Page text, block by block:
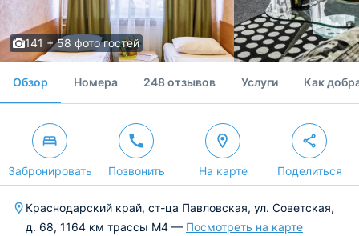
141 + 58 фото гостей
Обзор Номера 248 отзывов Услуги Как
Забронировать Позвонить На карте Поделиться
Краснодарский край, ст-ца Павловская, ул. Советская,
д. 68, 1164 км трассы М4 — Посмотреть на карте